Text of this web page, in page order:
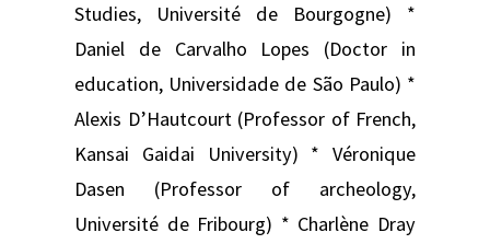
Studies, Université de Bourgogne) *
Daniel de Carvalho Lopes (Doctor in
education, Universidade de São Paulo) *
Alexis D’Hautcourt (Professor of French,
Kansai Gaidai University) * Véronique
Dasen (Professor of archeology,
Université de Fribourg) * Charlène Dray